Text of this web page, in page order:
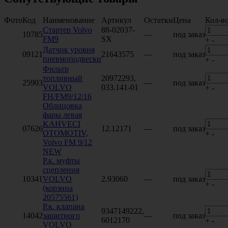
ФотоКод Наименование Артикул ОстаткиЦена
Кол-
10785
Стартер Volvo
FM9
88-02037-
SX
— под заказ
+ -
09121
Датчик уровня
пневмоподвески
21643575 — под заказ
+ -
25903
Фильтр
топливный
VOLVO
FH/FM9/12/16
20972293,
033.141-01
— под заказ
+ -
07626
Облицовка
фары левая
KAHVECI
OTOMOTIV,
Volvo FM 9/12
NEW
12.12171 — под заказ
+ -
10341
Р.к. муфты
сцепления
VOLVO
(корзина
20575561)
2.93060 — под заказ
+ -
14042
Р.к. клапана
защитного
VOLVO
9347149222,
6012170
— под заказ
+ -